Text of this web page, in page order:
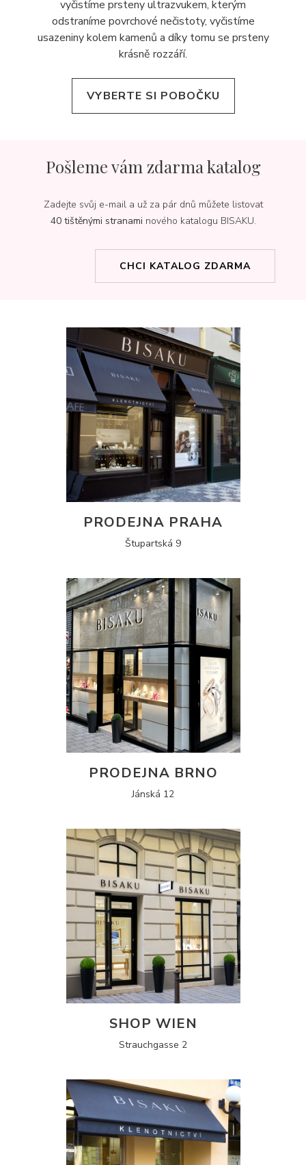
vyčistíme prsteny ultrazvukem, kterým
odstraníme povrchové nečistoty, vyčistíme
usazeniny kolem kamenů a díky tomu se prsteny
krásně rozzáří.
VYBERTE SI POBOČKU
Pošleme vám zdarma katalog
Zadejte svůj e-mail a už za pár dnů můžete listovat
40 tištěnými stranami nového katalogu BISAKU.
CHCI KATALOG ZDARMA
PRODEJNA PRAHA
Štupartská 9
PRODEJNA BRNO
Jánská 12
SHOP WIEN
Strauchgasse 2